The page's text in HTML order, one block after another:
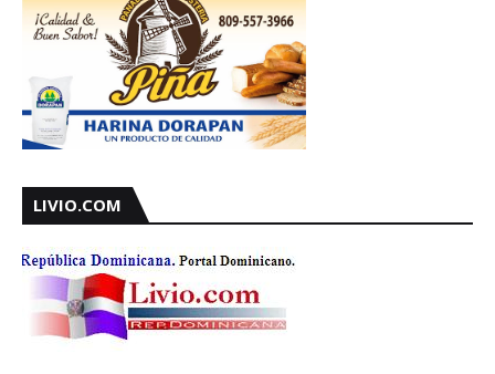
LIVIO.COM